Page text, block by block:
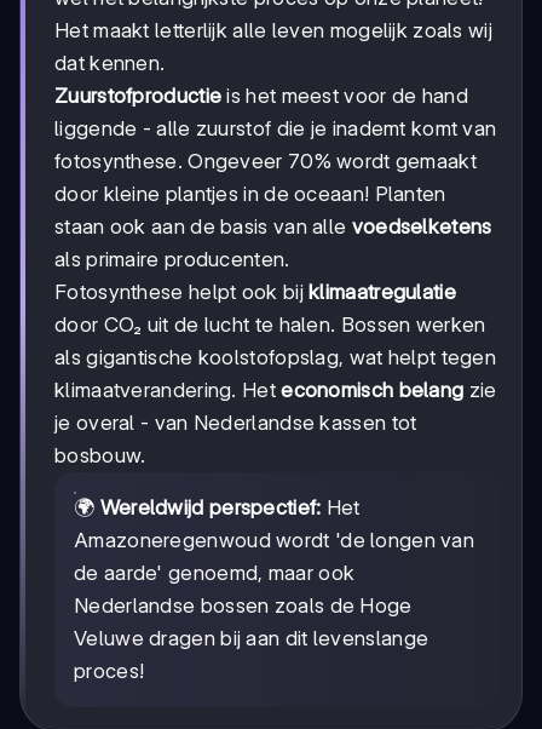
Het maakt letterlijk alle leven mogelijk zoals wij
dat kennen.
Zuurstofproductie is het meest voor de hand
liggende - alle zuurstof die je inademt komt van
fotosynthese. Ongeveer 70% wordt gemaakt
door kleine plantjes in de oceaan! Planten
staan ook aan de basis van alle voedselketens
als primaire producenten.
Fotosynthese helpt ook bij klimaatregulatie
door CO₂ uit de lucht te halen. Bossen werken
als gigantische koolstofopslag, wat helpt tegen
klimaatverandering. Heteconomisch belang zie
je overal - van Nederlandse kassen tot
bosbouw.
🌍 Wereldwijd perspectief: Het
Amazoneregenwoud wordt 'de longen van
de aarde' genoemd, maar ook
Nederlandse bossen zoals de Hoge
Veluwe dragen bij aan dit levenslange
proces!